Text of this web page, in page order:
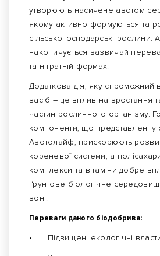
утворюють насичене азотом
якому активно формуються та
сільськогосподарські рослини.
накопичується зазвичай
та нітратній формах.
Додаткова дія, яку спроможний
засіб – це вплив на зростання
частин рослинного організму.
компоненти, що представлені у
Азотолайф, прискорюють
кореневої системи, а
комплекси та вітаміни добре
ґрунтове біологічне
зоні.
Переваги даного біодобрива:
•
Підвищені екологічні